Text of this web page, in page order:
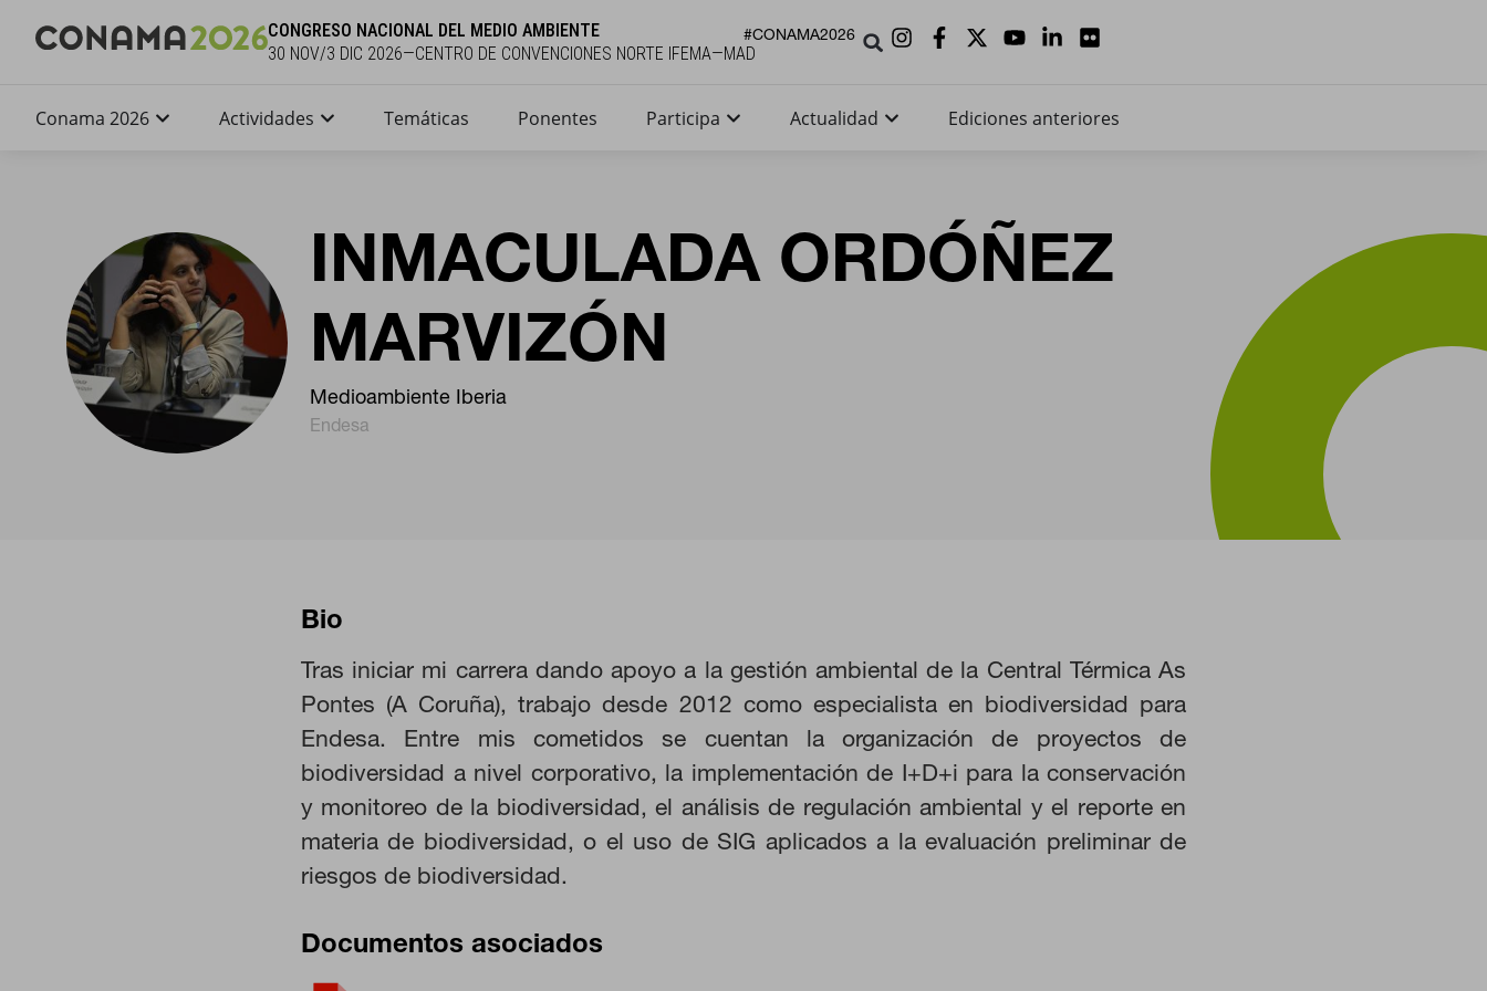
CONGRESO NACIONAL DEL MEDIO AMBIENTE
30 NOV/3 DIC 2026—CENTRO DE CONVENCIONES NORTE IFEMA—MAD
#CONAMA2026
Conama 2026 Actividades Temáticas Ponentes Participa Actualidad Ediciones anteriores
INMACULADA ORDÓÑEZ
MARVIZÓN
Medioambiente Iberia
Endesa
Bio
Tras iniciar mi carrera dando apoyo a la gestión ambiental de la Central Térmica As
Pontes (A Coruña), trabajo desde 2012 como especialista en biodiversidad para
Endesa. Entre mis cometidos se cuentan la organización de proyectos de
biodiversidad a nivel corporativo, la implementación de I+D+i para la conservación
y monitoreo de la biodiversidad, el análisis de regulación ambiental y el reporte en
materia de biodiversidad, o el uso de SIG aplicados a la evaluación preliminar de
riesgos de biodiversidad.
Documentos asociados
CONFIGURACIÓN DE COOKIES RECHAZAR TODO HABILITAR TODO
Cookies necesarias
Estas cookies son necesarias para que el sitio web funcione y no se pueden desactivar en nuestros sistemas. Puede configurar su
navegador para bloquear o alertar sobre estas cookies, pero alguna áreas del sitio no funcionarán. Estas cookies no almacenan ninguna
información de identificación personal.
Estas cookies nos permiten contar las visitas y fuentes de tráfico para poder evaluar el rendimiento de nuestro sitio y mejorarlo. Nos